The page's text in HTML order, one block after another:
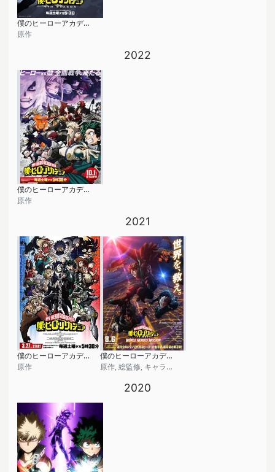
僕のヒーローアカデミア (第7期)
原作
2022
僕のヒーローアカデミア (第6期)
原作
2021
僕のヒーローアカデミア (第5期)
原作
僕のヒーローアカデミア THE MOVIE ワールド ヒーローズ ミッション
原作, 総監修, キャラクター原案
2020